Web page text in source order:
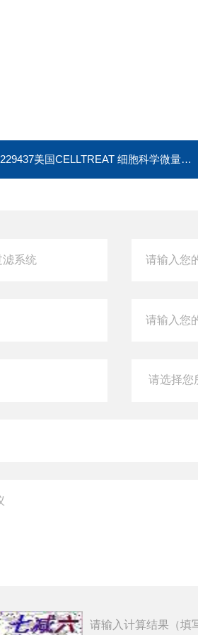
229437美国CELLTREAT 细胞科学微量0.5-5ml离心管
请输入计算结果（填